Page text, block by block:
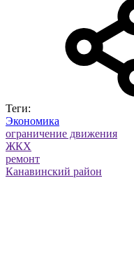
Теги:
Экономика
ограничение движения
ЖКХ
ремонт
Канавинский район